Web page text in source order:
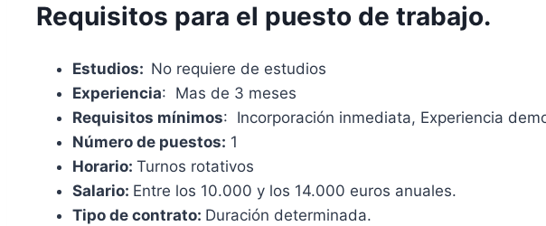
Requisitos para el puesto de trabajo.
Estudios: No requiere de estudios
Experiencia: Mas de 3 meses
Requisitos mínimos: Incorporación inmediata, Experiencia
Número de puestos: 1
Horario: Turnos rotativos
Salario: Entre los 10.000 y los 14.000 euros anuales.
Tipo de contrato: Duración determinada.